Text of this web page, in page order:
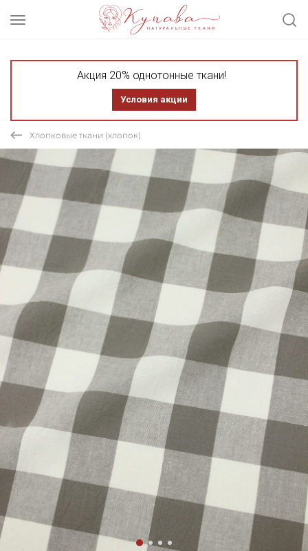
Акция 20% однотонные ткани!
Условия акции
Хлопковые ткани (хлопок)